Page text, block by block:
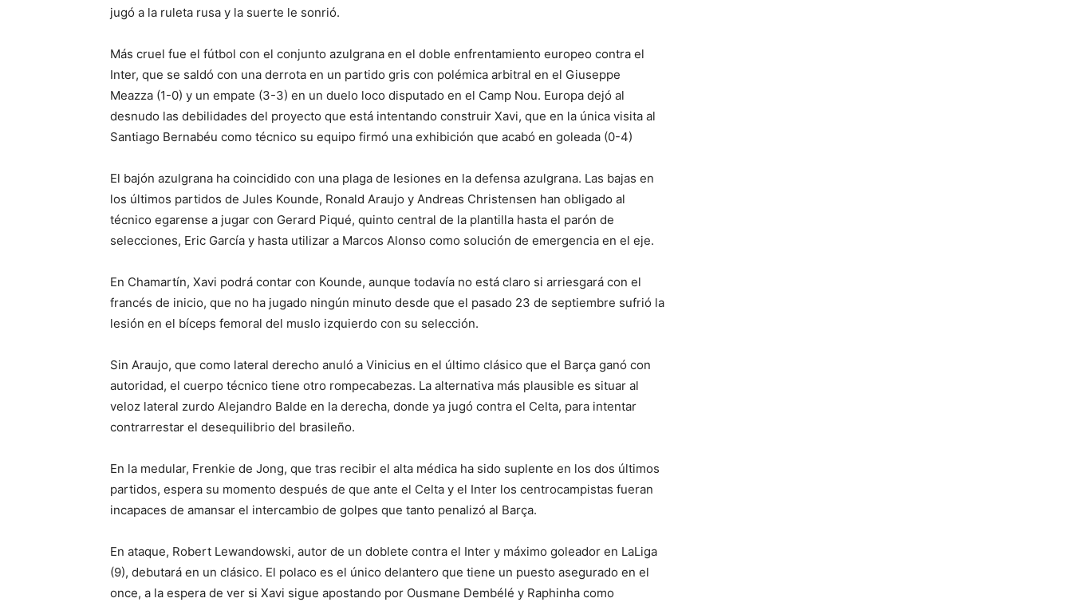
jugó a la ruleta rusa y la suerte le sonrió.
Más cruel fue el fútbol con el conjunto azulgrana en el doble enfrentamiento europeo contra el
Inter, que se saldó con una derrota en un partido gris con polémica arbitral en el Giuseppe
Meazza (1-0) y un empate (3-3) en un duelo loco disputado en el Camp Nou. Europa dejó al
desnudo las debilidades del proyecto que está intentando construir Xavi, que en la única visita al
Santiago Bernabéu como técnico su equipo firmó una exhibición que acabó en goleada (0-4)
El bajón azulgrana ha coincidido con una plaga de lesiones en la defensa azulgrana. Las bajas en
los últimos partidos de Jules Kounde, Ronald Araujo y Andreas Christensen han obligado al
técnico egarense a jugar con Gerard Piqué, quinto central de la plantilla hasta el parón de
selecciones, Eric García y hasta utilizar a Marcos Alonso como solución de emergencia en el eje.
En Chamartín, Xavi podrá contar con Kounde, aunque todavía no está claro si arriesgará con el
francés de inicio, que no ha jugado ningún minuto desde que el pasado 23 de septiembre sufrió la
lesión en el bíceps femoral del muslo izquierdo con su selección.
Sin Araujo, que como lateral derecho anuló a Vinicius en el último clásico que el Barça ganó con
autoridad, el cuerpo técnico tiene otro rompecabezas. La alternativa más plausible es situar al
veloz lateral zurdo Alejandro Balde en la derecha, donde ya jugó contra el Celta, para intentar
contrarrestar el desequilibrio del brasileño.
En la medular, Frenkie de Jong, que tras recibir el alta médica ha sido suplente en los dos últimos
partidos, espera su momento después de que ante el Celta y el Inter los centrocampistas fueran
incapaces de amansar el intercambio de golpes que tanto penalizó al Barça.
En ataque, Robert Lewandowski, autor de un doblete contra el Inter y máximo goleador en LaLiga
(9), debutará en un clásico. El polaco es el único delantero que tiene un puesto asegurado en el
once, a la espera de ver si Xavi sigue apostando por Ousmane Dembélé y Raphinha como